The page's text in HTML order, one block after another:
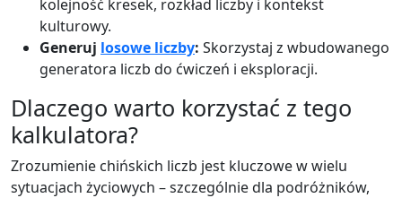
kolejność kresek, rozkład liczby i kontekst
kulturowy.
Generuj losowe liczby: Skorzystaj z wbudowanego
generatora liczb do ćwiczeń i eksploracji.
Dlaczego warto korzystać z tego
kalkulatora?
Zrozumienie chińskich liczb jest kluczowe w wielu
sytuacjach życiowych – szczególnie dla podróżników,